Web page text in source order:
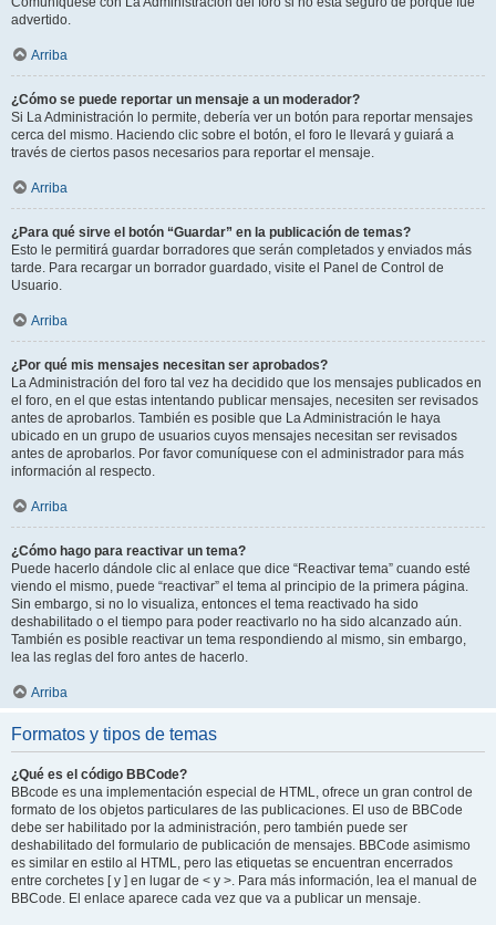
advertido.
Arriba
¿Cómo se puede reportar un mensaje a un moderador?
Si La Administración lo permite, debería ver un botón para reportar mensajes
cerca del mismo. Haciendo clic sobre el botón, el foro le llevará y guiará a
través de ciertos pasos necesarios para reportar el mensaje.
Arriba
¿Para qué sirve el botón “Guardar” en la publicación de temas?
Esto le permitirá guardar borradores que serán completados y enviados más
tarde. Para recargar un borrador guardado, visite el Panel de Control de
Usuario.
Arriba
¿Por qué mis mensajes necesitan ser aprobados?
La Administración del foro tal vez ha decidido que los mensajes publicados en
el foro, en el que estas intentando publicar mensajes, necesiten ser revisados
antes de aprobarlos. También es posible que La Administración le haya
ubicado en un grupo de usuarios cuyos mensajes necesitan ser revisados
antes de aprobarlos. Por favor comuníquese con el administrador para más
información al respecto.
Arriba
¿Cómo hago para reactivar un tema?
Puede hacerlo dándole clic al enlace que dice “Reactivar tema” cuando esté
viendo el mismo, puede “reactivar” el tema al principio de la primera página.
Sin embargo, si no lo visualiza, entonces el tema reactivado ha sido
deshabilitado o el tiempo para poder reactivarlo no ha sido alcanzado aún.
También es posible reactivar un tema respondiendo al mismo, sin embargo,
lea las reglas del foro antes de hacerlo.
Arriba
Formatos y tipos de temas
¿Qué es el código BBCode?
BBcode es una implementación especial de HTML, ofrece un gran control de
formato de los objetos particulares de las publicaciones. El uso de BBCode
debe ser habilitado por la administración, pero también puede ser
deshabilitado del formulario de publicación de mensajes. BBCode asimismo
es similar en estilo al HTML, pero las etiquetas se encuentran encerrados
entre corchetes [ y ] en lugar de < y >. Para más información, lea el manual de
BBCode. El enlace aparece cada vez que va a publicar un mensaje.